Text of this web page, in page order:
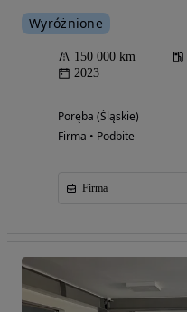
Wyróżnione
150 000 km
2023
Poręba (Śląskie)
Firma • Podbite
Firma